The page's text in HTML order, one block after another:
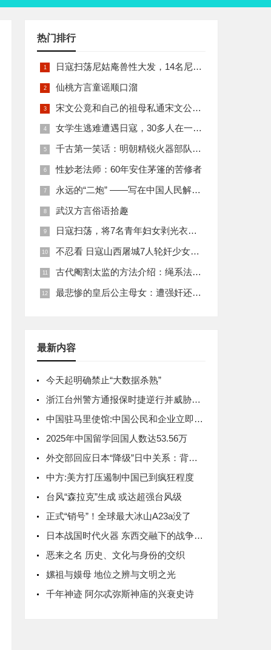
热门排行
日寇扫荡尼姑庵兽性大发，14名尼姑遭玷污后集体自焚
仙桃方言童谣顺口溜
宋文公竟和自己的祖母私通宋文公是如何死的
女学生逃难遭遇日寇，30多人在一所小校里被集体奸淫
千古第一笑话：明朝精锐火器部队亡于一只'鸡'
性妙老法师：60年安住茅篷的苦修者
永远的“二炮” ——写在中国人民解放军火箭军组建之际
武汉方言俗语拾趣
日寇扫荡，将7名青年妇女剥光衣裤在庙前糟蹋
不忍看 日寇山西屠城7人轮奸少女后揪双腿活活分尸
古代阉割太监的方法介绍：绳系法与揉捏法
最悲惨的皇后公主母女：遭强奸还被卖为奴
最新内容
今天起明确禁止“大数据杀熟”
浙江台州警方通报保时捷逆行并威胁他人
中国驻马里使馆:中国公民和企业立即撤离
2025年中国留学回国人数达53.56万
外交部回应日本“降级”日中关系：背信弃义
中方:美方打压遏制中国已到疯狂程度
台风“森拉克”生成 或达超强台风级
正式“销号”！全球最大冰山A23a没了
日本战国时代火器 东西交融下的战争变革者
恶来之名 历史、文化与身份的交织
嫘祖与嫫母 地位之辨与文明之光
千年神迹 阿尔忒弥斯神庙的兴衰史诗